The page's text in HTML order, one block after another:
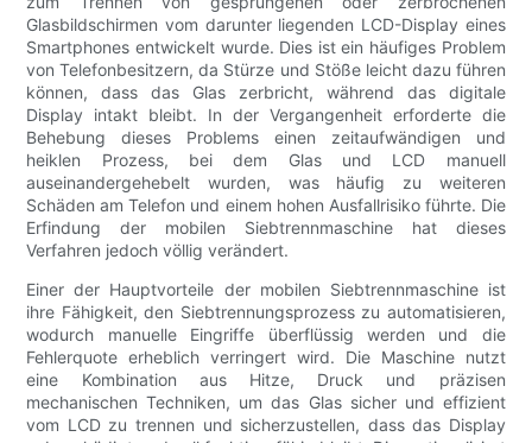
Glasbildschirmen vom darunter liegenden LCD-Display eines
Smartphones entwickelt wurde. Dies ist ein häufiges Problem
von Telefonbesitzern, da Stürze und Stöße leicht dazu führen
können, dass das Glas zerbricht, während das digitale
Display intakt bleibt. In der Vergangenheit erforderte die
Behebung dieses Problems einen zeitaufwändigen und
heiklen Prozess, bei dem Glas und LCD manuell
auseinandergehebelt wurden, was häufig zu weiteren
Schäden am Telefon und einem hohen Ausfallrisiko führte. Die
Erfindung der mobilen Siebtrennmaschine hat dieses
Verfahren jedoch völlig verändert.
Einer der Hauptvorteile der mobilen Siebtrennmaschine ist
ihre Fähigkeit, den Siebtrennungsprozess zu automatisieren,
wodurch manuelle Eingriffe überflüssig werden und die
Fehlerquote erheblich verringert wird. Die Maschine nutzt
eine Kombination aus Hitze, Druck und präzisen
mechanischen Techniken, um das Glas sicher und effizient
vom LCD zu trennen und sicherzustellen, dass das Display